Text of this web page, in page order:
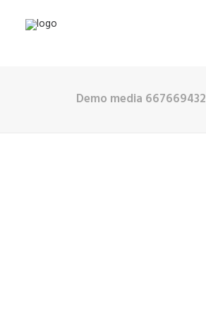
Demo media 667669432